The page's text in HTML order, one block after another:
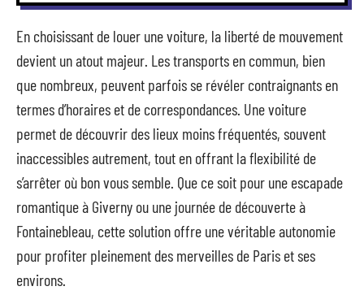
En choisissant de louer une voiture, la liberté de mouvement
devient un atout majeur. Les transports en commun, bien
que nombreux, peuvent parfois se révéler contraignants en
termes d’horaires et de correspondances. Une voiture
permet de découvrir des lieux moins fréquentés, souvent
inaccessibles autrement, tout en offrant la flexibilité de
s’arrêter où bon vous semble. Que ce soit pour une escapade
romantique à Giverny ou une journée de découverte à
Fontainebleau, cette solution offre une véritable autonomie
pour profiter pleinement des merveilles de Paris et ses
environs.